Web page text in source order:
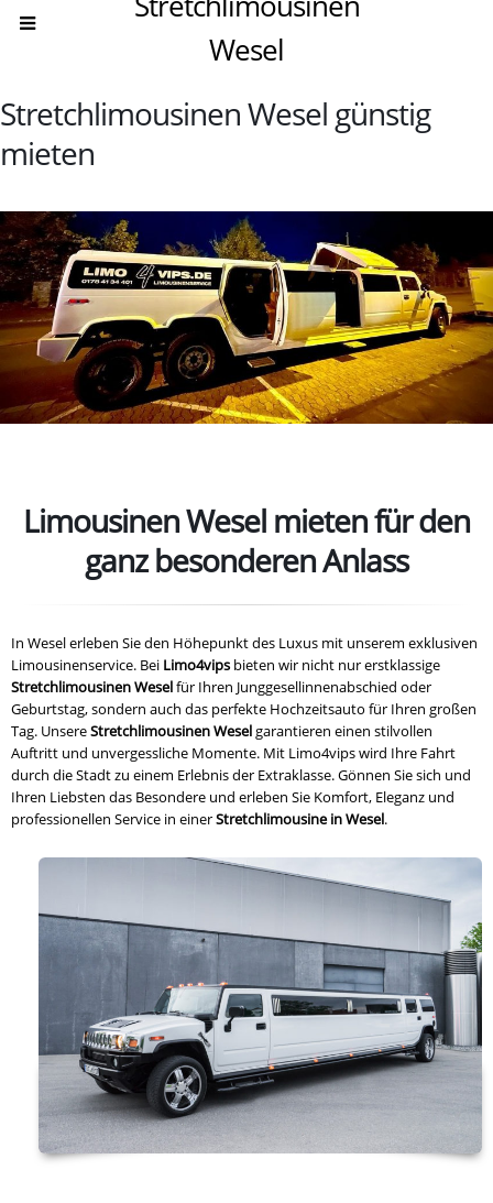
Wesel
Stretchlimousinen Wesel günstig
mieten
Limousinen Wesel mieten für den
ganz besonderen Anlass
In Wesel erleben Sie den Höhepunkt des Luxus mit unserem exklusiven
Limousinenservice. Bei Limo4vips bieten wir nicht nur erstklassige
Stretchlimousinen Weselfür Ihren Junggesellinnenabschied oder
Geburtstag, sondern auch das perfekte Hochzeitsauto für Ihren großen
Tag. UnsereStretchlimousinen Weselgarantieren einen stilvollen
Auftritt und unvergessliche Momente. Mit Limo4vips wird Ihre Fahrt
durch die Stadt zu einem Erlebnis der Extraklasse. Gönnen Sie sich und
Ihren Liebsten das Besondere und erleben Sie Komfort, Eleganz und
professionellen Service in einerStretchlimousine in Wesel.